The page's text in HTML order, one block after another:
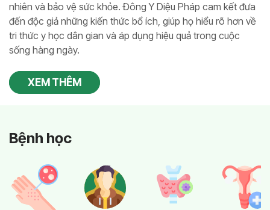
nhiên và bảo vệ sức khỏe. Đông Y Diệu Pháp cam kết đưa
đến độc giả những kiến thức bổ ích, giúp họ hiểu rõ hơn về
tri thức y học dân gian và áp dụng hiệu quả trong cuộc
sống hàng ngày.
XEM THÊM
Bệnh học